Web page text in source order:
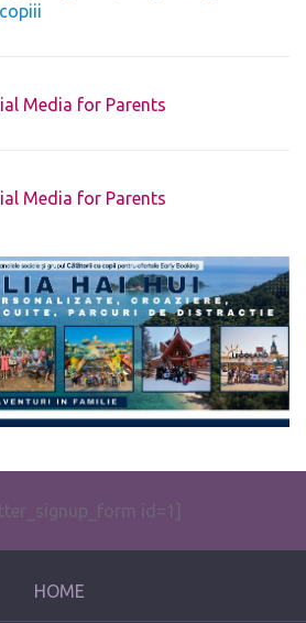
does not exist.
id=1]
HOME